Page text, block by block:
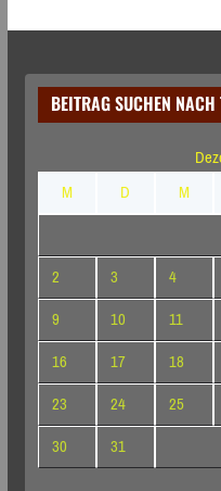
BEITRAG SUCHEN NACH
M
D M
2
3 4
9
10 11
16
17 18
23
24 25
30
31